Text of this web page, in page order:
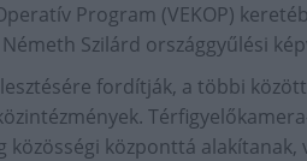
Program (VEKOP)
Szilárd országgyűlési
fordítják, a többi
központtá alakítanak,